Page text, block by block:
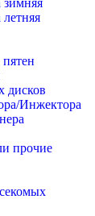
дисков
Инжектора
прочие